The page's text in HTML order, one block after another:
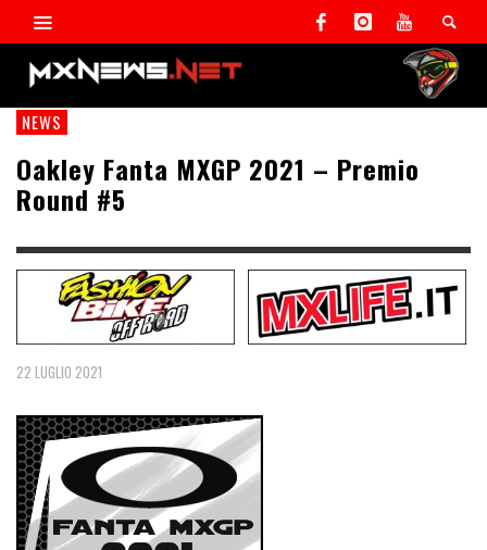
NEWS
Oakley Fanta MXGP 2021 – Premio
Round #5
22 LUGLIO 2021